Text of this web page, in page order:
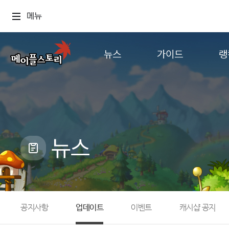
메뉴
뉴스
공지사항
업데이트
캐시샵 공지
메이플 알림판
with maple
가이드
게임정보
직업소개
확률형 아이템
NEXON NOW
뉴스
공지사항 업데이트 이벤트 캐시샵 공지